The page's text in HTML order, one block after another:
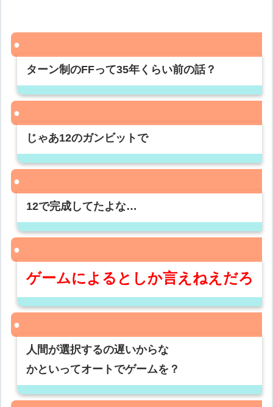
ターン制のFFって35年くらい前の話？
じゃあ12のガンビットで
12で完成してたよな…
ゲームによるとしか言えねえだろ
人間が選択するの遅いからな
かといってオートでゲームを？